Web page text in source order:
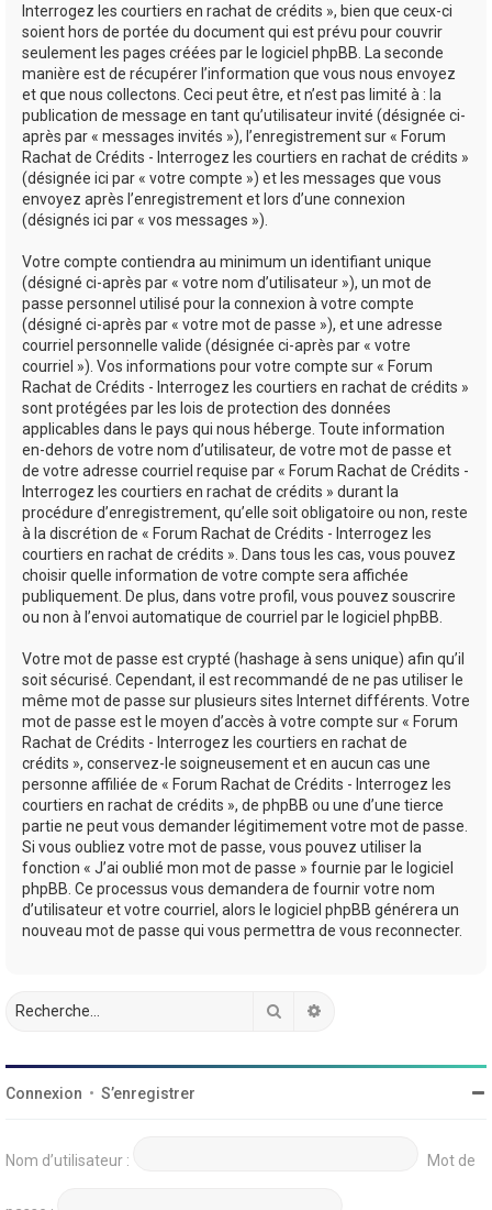
Interrogez les courtiers en rachat de crédits », bien que ceux-ci
soient hors de portée du document qui est prévu pour couvrir
seulement les pages créées par le logiciel phpBB. La seconde
manière est de récupérer l’information que vous nous envoyez
et que nous collectons. Ceci peut être, et n’est pas limité à : la
publication de message en tant qu’utilisateur invité (désignée ci-
après par « messages invités »), l’enregistrement sur « Forum
Rachat de Crédits - Interrogez les courtiers en rachat de crédits »
(désignée ici par « votre compte ») et les messages que vous
envoyez après l’enregistrement et lors d’une connexion
(désignés ici par « vos messages »).
Votre compte contiendra au minimum un identifiant unique
(désigné ci-après par « votre nom d’utilisateur »), un mot de
passe personnel utilisé pour la connexion à votre compte
(désigné ci-après par « votre mot de passe »), et une adresse
courriel personnelle valide (désignée ci-après par « votre
courriel »). Vos informations pour votre compte sur « Forum
Rachat de Crédits - Interrogez les courtiers en rachat de crédits »
sont protégées par les lois de protection des données
applicables dans le pays qui nous héberge. Toute information
en-dehors de votre nom d’utilisateur, de votre mot de passe et
de votre adresse courriel requise par « Forum Rachat de Crédits -
Interrogez les courtiers en rachat de crédits » durant la
procédure d’enregistrement, qu’elle soit obligatoire ou non, reste
à la discrétion de « Forum Rachat de Crédits - Interrogez les
courtiers en rachat de crédits ». Dans tous les cas, vous pouvez
choisir quelle information de votre compte sera affichée
publiquement. De plus, dans votre profil, vous pouvez souscrire
ou non à l’envoi automatique de courriel par le logiciel phpBB.
Votre mot de passe est crypté (hashage à sens unique) afin qu’il
soit sécurisé. Cependant, il est recommandé de ne pas utiliser le
même mot de passe sur plusieurs sites Internet différents. Votre
mot de passe est le moyen d’accès à votre compte sur « Forum
Rachat de Crédits - Interrogez les courtiers en rachat de
crédits », conservez-le soigneusement et en aucun cas une
personne affiliée de « Forum Rachat de Crédits - Interrogez les
courtiers en rachat de crédits », de phpBB ou une d’une tierce
partie ne peut vous demander légitimement votre mot de passe.
Si vous oubliez votre mot de passe, vous pouvez utiliser la
fonction « J’ai oublié mon mot de passe » fournie par le logiciel
phpBB. Ce processus vous demandera de fournir votre nom
d’utilisateur et votre courriel, alors le logiciel phpBB générera un
nouveau mot de passe qui vous permettra de vous reconnecter.
Rechercher
Connexion • S’enregistrer
Nom d’utilisateur : Mot de